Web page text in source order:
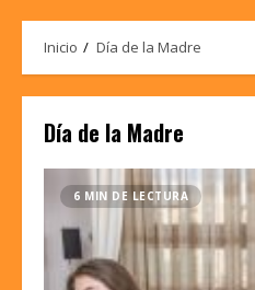
Inicio Día de la Madre
Día de la Madre
6 MIN DE LECTURA